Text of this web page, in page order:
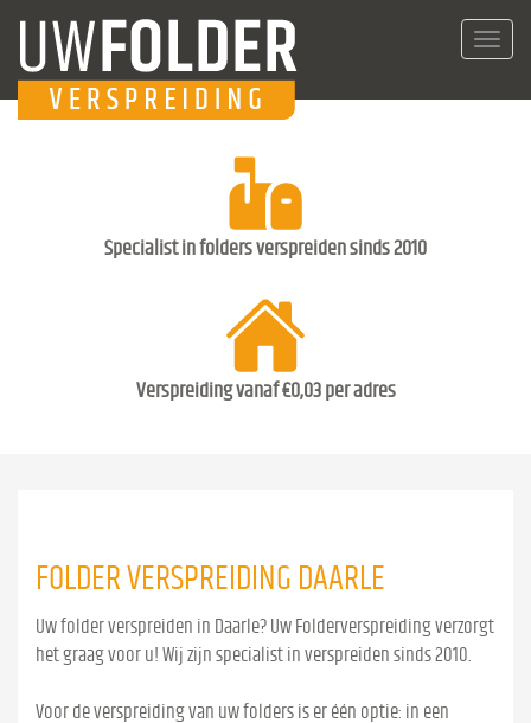
Specialist in folders verspreiden sinds 2010
Verspreiding vanaf €0,03 per adres
FOLDER VERSPREIDING DAARLE
Uw folder verspreiden in Daarle? Uw Folderverspreiding verzorgt
het graag voor u! Wij zijn specialist in verspreiden sinds 2010.
Voor de verspreiding van uw folders is er één optie: in een